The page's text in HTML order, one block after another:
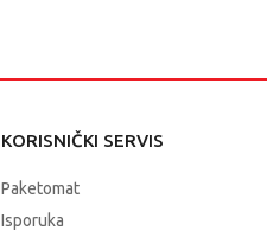
KORISNIČKI SERVIS
Paketomat
Isporuka